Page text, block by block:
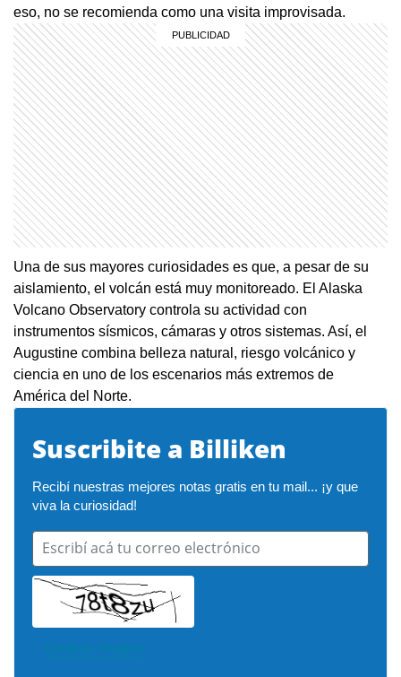
eso, no se recomienda como una visita improvisada.
Una de sus mayores curiosidades es que, a pesar de su
aislamiento, el volcán está muy monitoreado. El Alaska
Volcano Observatory controla su actividad con
instrumentos sísmicos, cámaras y otros sistemas. Así, el
Augustine combina belleza natural, riesgo volcánico y
ciencia en uno de los escenarios más extremos de
América del Norte.
Suscribite a Billiken
Recibí nuestras mejores notas gratis en tu mail... ¡y que
viva la curiosidad!
Escribí acá tu correo electrónico
Cambiar imagen